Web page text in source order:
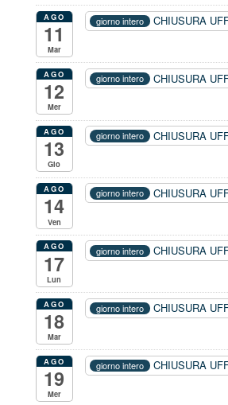
AGO
11
Mar
giorno intero CHIUSURA
AGO
12
Mer
giorno intero CHIUSURA
AGO
13
Gio
giorno intero CHIUSURA
AGO
14
Ven
giorno intero CHIUSURA
AGO
17
Lun
giorno intero CHIUSURA
AGO
18
Mar
giorno intero CHIUSURA
AGO
19
Mer
giorno intero CHIUSURA